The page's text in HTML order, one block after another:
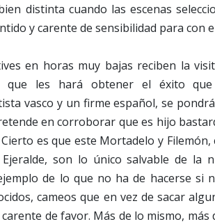
distinta cuando las escenas
y carente de sensibilidad para con
en horas muy bajas reciben la
que les hará obtener el éxito
vasco y un firme español, se
en corroborar que es hijo
Cierto es que este Mortadelo y
son lo único salvable de la
de lo que no ha de hacerse si
cameos que en vez de sacar
de favor. Más de lo mismo, más